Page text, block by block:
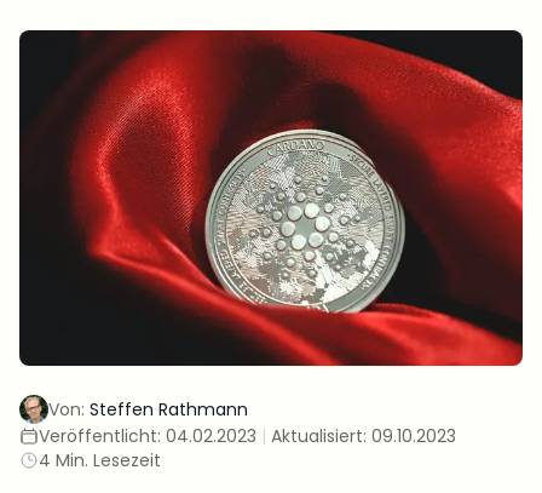
Von: Steffen Rathmann
Veröffentlicht: 04.02.2023 | Aktualisiert: 09.10.2023
4 Min. Lesezeit